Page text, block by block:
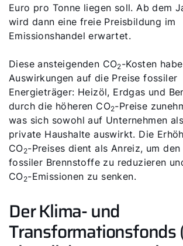
Euro pro Tonne liegen soll. Ab dem
wird dann eine freie Preisbildung im
Emissionshandel erwartet​​.
Diese ansteigenden CO2-Kosten
Auswirkungen auf die Preise fossiler
Energieträger: Heizöl, Erdgas und
durch die höheren CO2-Preise
was sich sowohl auf Unternehmen
private Haushalte auswirkt. Die
CO2-Preises dient als Anreiz, um den
fossiler Brennstoffe zu reduzieren
CO2-Emissionen zu senken.
Der Klima- und
Transformationsfonds